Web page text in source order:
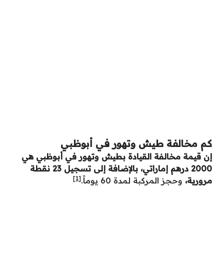
كم مخالفة طيش وتهور في أبوظبي
إن قيمة مخالفة القيادة بطيش وتهور في أبوظبي هي
2000 درهم إماراتي، بالإضافة إلى تسجيل 23 نقطة
مرورية، وحجز المركبة لمدة 60 يوماً. [1]